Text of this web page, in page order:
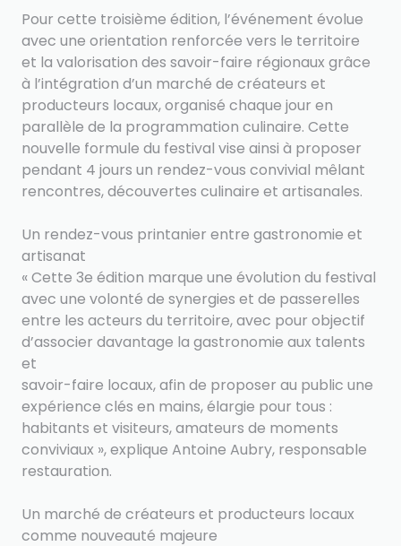
Pour cette troisième édition, l’événement évolue
avec une orientation renforcée vers le territoire
et la valorisation des savoir-faire régionaux grâce
à l’intégration d’un marché de créateurs et
producteurs locaux, organisé chaque jour en
parallèle de la programmation culinaire. Cette
nouvelle formule du festival vise ainsi à proposer
pendant 4 jours un rendez-vous convivial mêlant
rencontres, découvertes culinaire et artisanales.
Un rendez-vous printanier entre gastronomie et
artisanat
« Cette 3e édition marque une évolution du festival
avec une volonté de synergies et de passerelles
entre les acteurs du territoire, avec pour objectif
d’associer davantage la gastronomie aux talents
et
savoir-faire locaux, afin de proposer au public une
expérience clés en mains, élargie pour tous :
habitants et visiteurs, amateurs de moments
conviviaux », explique Antoine Aubry, responsable
restauration.
Un marché de créateurs et producteurs locaux
comme nouveauté majeure